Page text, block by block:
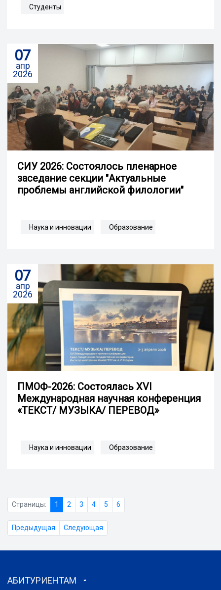
Студенты
07
апр
2026
СИУ 2026: Состоялось пленарное
заседание секции "Актуальные
проблемы английской филологии"
Наука и инновации Образование
07
апр
2026
ПМОФ-2026: Cостоялась XVI
Международная научная конференция
«ТЕКСТ/ МУЗЫКА/ ПЕРЕВОД»
Наука и инновации Образование
Страницы: 1 2 3 4 5 6
Предыдущая Следующая
АБИТУРИЕНТАМ